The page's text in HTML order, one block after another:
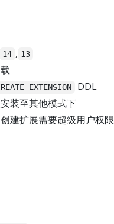
14 , 13
EXTENSION
DDL
装至其他模式下
建扩展需要超级用户权限